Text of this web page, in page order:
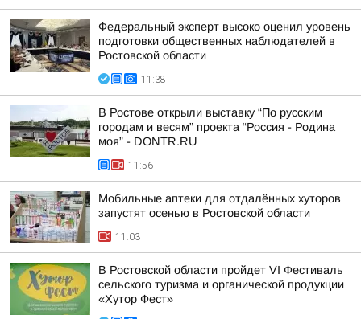
Федеральный эксперт высоко оценил уровень
подготовки общественных наблюдателей в
Ростовской области
11:38
В Ростове открыли выставку “По русским
городам и весям” проекта “Россия - Родина
моя” - DONTR.RU
11:56
Мобильные аптеки для отдалённых хуторов
запустят осенью в Ростовской области
11:03
В Ростовской области пройдет VI Фестиваль
сельского туризма и органической продукции
«Хутор Фест»